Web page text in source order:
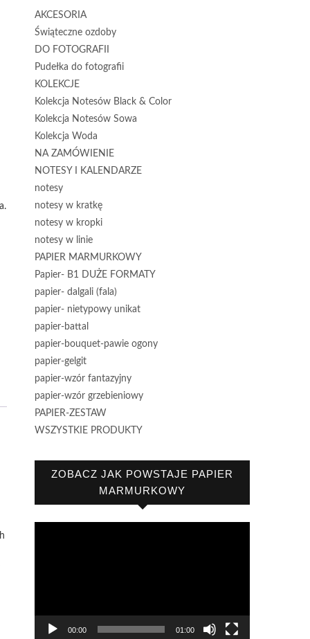
AKCESORIA
Świąteczne ozdoby
DO FOTOGRAFII
Pudełka do fotografii
KOLEKCJE
Kolekcja Notesów Black & Color
Kolekcja Notesów Sowa
Kolekcja Woda
NA ZAMÓWIENIE
NOTESY I KALENDARZE
notesy
notesy w kratkę
notesy w kropki
notesy w linie
PAPIER MARMURKOWY
Papier- B1 DUŻE FORMATY
papier- dalgali (fala)
papier- nietypowy unikat
papier-battal
papier-bouquet-pawie ogony
papier-gelgit
papier-wzór fantazyjny
papier-wzór grzebieniowy
PAPIER-ZESTAW
WSZYSTKIE PRODUKTY
ZOBACZ JAK POWSTAJE PAPIER
MARMURKOWY
00:00 01:00